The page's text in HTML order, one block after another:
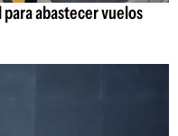
abastecer vuelos